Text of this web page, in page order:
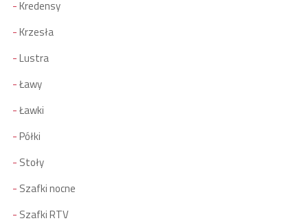
Kredensy
Krzesła
Lustra
Ławy
Ławki
Półki
Stoły
Szafki nocne
Szafki RTV